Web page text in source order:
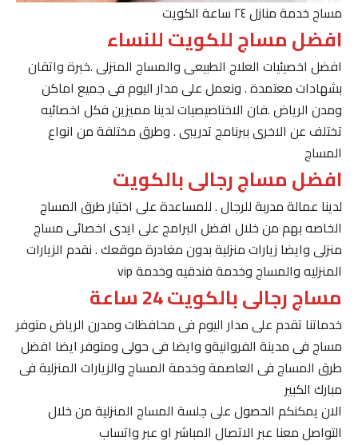
مساج خدمة منازل ٢٤ ساعة الكويت
افضل مساج للكويت للنساء
افضل اخصيئيات العلاج الطبيعى والمساج المنزلى .خبرة واتقان
بشهادات معتمدة . ونعمل على مدار اليوم فى جميع اماكن
ومدن الرياض .فان الاختاصيصيات لدينا مميزين فكل اخصائيه
تختلف عن الاخرى ببرنامج تدريبى . وطرق مختلفة من انواع
المساج
افضل مساج رجالى بالكويت
لدينا عمالة مدربة للرجال . للمساعدة على اختيار طرق المساج
الخاصه بهم من خلال افضل البرامج على ايدى اخصائى مساج
منزلى وايضا زيارات منزلية بدون مغادرة موقعك . نقدم الزيارات
المنزليه والمساج وخدمة فندقيه وخدمة vip
مساج رجالى بالكويت 24 ساعة
خدماتنا تقدم على مدار اليوم فى محافظات ومدرن الرياض متوفر
مساج فى مدينة الفروانيةو وايضا فى حولى ومتوفر ايضا افضل
طرق المساج فى العاصمة وخدمة المساج والزيارات المنزلية فى
مبارك الكبير
الان يمكنكم الحصول على جلسة المساج المنزلية من خلال
التواصل معنا عبر الاتصال المباشر او عبر واتساب